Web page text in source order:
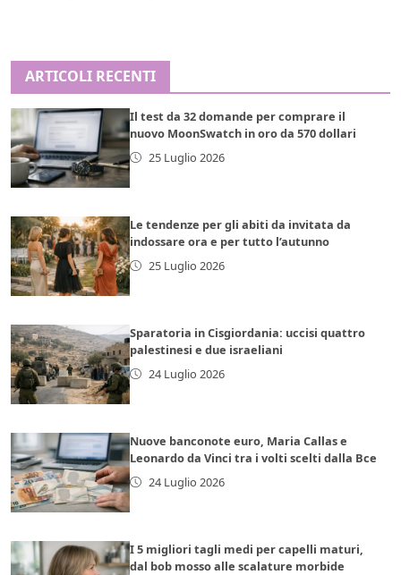
ARTICOLI RECENTI
Il test da 32 domande per comprare il
nuovo MoonSwatch in oro da 570 dollari
25 Luglio 2026
Le tendenze per gli abiti da invitata da
indossare ora e per tutto l’autunno
25 Luglio 2026
Sparatoria in Cisgiordania: uccisi quattro
palestinesi e due israeliani
24 Luglio 2026
Nuove banconote euro, Maria Callas e
Leonardo da Vinci tra i volti scelti dalla Bce
24 Luglio 2026
I 5 migliori tagli medi per capelli maturi,
dal bob mosso alle scalature morbide